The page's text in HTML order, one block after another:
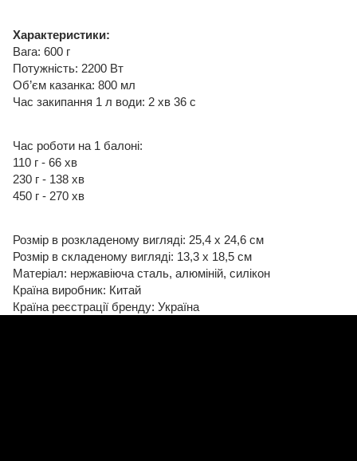
Характеристики:
Вага: 600 г
Потужність: 2200 Вт
Об’єм казанка: 800 мл
Час закипання 1 л води: 2 хв 36 с
Час роботи на 1 балоні:
110 г - 66 хв
230 г - 138 хв
450 г - 270 хв
Розмір в розкладеному вигляді: 25,4 x 24,6 см
Розмір в складеному вигляді: 13,3 x 18,5 см
Матеріал: нержавіюча сталь, алюміній, силікон
Країна виробник: Китай
Країна реєстрації бренду: Україна